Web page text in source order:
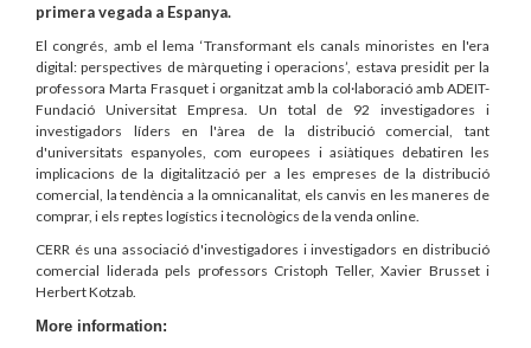
primera vegada a Espanya.
El congrés, amb el lema ‘Transformant els canals minoristes en l'era
digital: perspectives de màrqueting i operacions’, estava presidit per la
professora Marta Frasquet i organitzat amb la col·laboració amb ADEIT-
Fundació Universitat Empresa. Un total de 92 investigadores i
investigadors líders en l'àrea de la distribució comercial, tant
d'universitats espanyoles, com europees i asiàtiques debatiren les
implicacions de la digitalització per a les empreses de la distribució
comercial, la tendència a la omnicanalitat, els canvis en les maneres de
comprar, i els reptes logístics i tecnològics de la venda online.
CERR és una associació d'investigadores i investigadors en distribució
comercial liderada pels professors Cristoph Teller, Xavier Brusset i
Herbert Kotzab.
More information: